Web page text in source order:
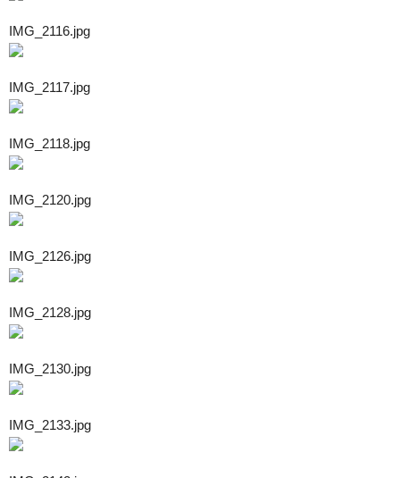
IMG_2116.jpg
IMG_2117.jpg
IMG_2118.jpg
IMG_2120.jpg
IMG_2126.jpg
IMG_2128.jpg
IMG_2130.jpg
IMG_2133.jpg